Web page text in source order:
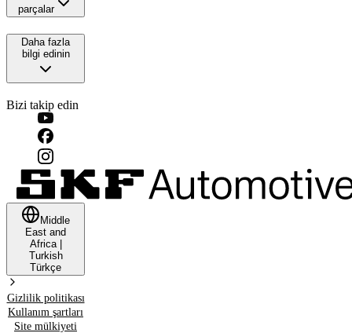
parçalar
Daha fazla
bilgi edinin
Bizi takip edin
Middle
East and
Africa|
Turkish
Türkçe
Gizlilik politikası
Kullanım şartları
Site mülkiyeti